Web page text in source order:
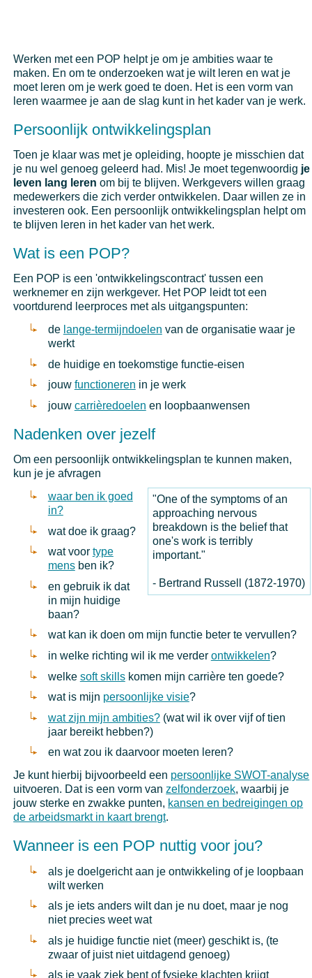
Werken met een POP helpt je om je ambities waar te
maken. En om te onderzoeken wat je wilt leren en wat je
moet leren om je werk goed te doen. Het is een vorm van
leren waarmee je aan de slag kunt in het kader van je werk.
Persoonlijk ontwikkelingsplan
Toen je klaar was met je opleiding, hoopte je misschien dat
je nu wel genoeg geleerd had. Mis! Je moet tegenwoordig je
leven lang leren om bij te blijven. Werkgevers willen graag
medewerkers die zich verder ontwikkelen. Daar willen ze in
investeren ook. Een persoonlijk ontwikkelingsplan helpt om
te blijven leren in het kader van het werk.
Wat is een POP?
Een POP is een 'ontwikkelingscontract' tussen een
werknemer en zijn werkgever. Het POP leidt tot een
voortdurend leerproces met als uitgangspunten:
de lange-termijndoelen van de organisatie waar je
werkt
de huidige en toekomstige functie-eisen
jouw functioneren in je werk
jouw carrièredoelen en loopbaanwensen
Nadenken over jezelf
Om een persoonlijk ontwikkelingsplan te kunnen maken,
kun je je afvragen
"One of the symptoms of an
approaching nervous
breakdown is the belief that
one's work is terribly
important."
- Bertrand Russell (1872-1970)
waar ben ik goed
in?
wat doe ik graag?
wat voor type
mensben ik?
en gebruik ik dat
in mijn huidige
baan?
wat kan ik doen om mijn functie beter te vervullen?
in welke richting wil ik me verder ontwikkelen?
welke soft skillskomen mijn carrière ten goede?
wat is mijn persoonlijke visie?
wat zijn mijn ambities?(wat wil ik over vijf of tien
jaar bereikt hebben?)
en wat zou ik daarvoor moeten leren?
Je kunt hierbij bijvoorbeeld een persoonlijke SWOT-analyse
uitvoeren. Dat is een vorm vanzelfonderzoek, waarbij je
jouw sterke en zwakke punten, kansen en bedreigingen op
de arbeidsmarkt in kaart brengt.
Wanneer is een POP nuttig voor jou?
als je doelgericht aan je ontwikkeling of je loopbaan
wilt werken
als je iets anders wilt dan je nu doet, maar je nog
niet precies weet wat
als je huidige functie niet (meer) geschikt is, (te
zwaar of juist niet uitdagend genoeg)
als je vaak ziek bent of fysieke klachten krijgt